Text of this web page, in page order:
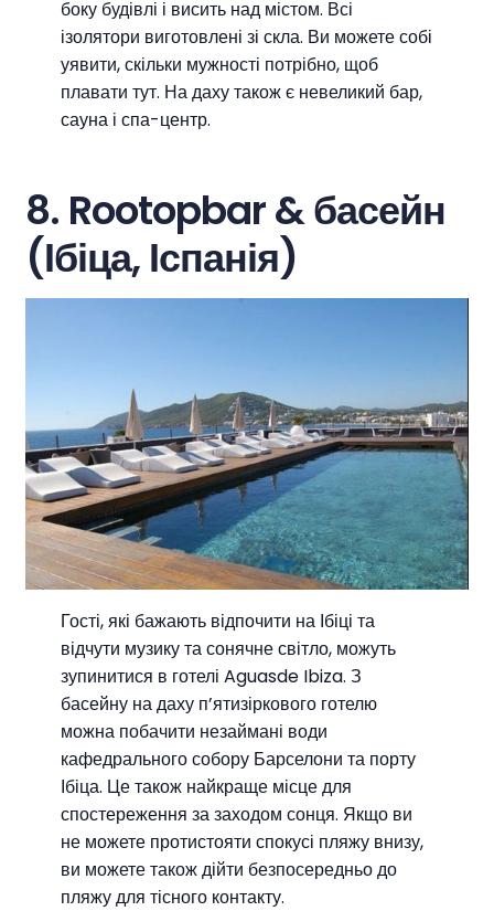
боку будівлі і висить над містом. Всі
ізолятори виготовлені зі скла. Ви можете собі
уявити, скільки мужності потрібно, щоб
плавати тут. На даху також є невеликий бар,
сауна і спа-центр.
8. Rootopbar & басейн
(Ібіца, Іспанія)
Гості, які бажають відпочити на Ібіці та
відчути музику та сонячне світло, можуть
зупинитися в готелі Aguasde Ibiza. З
басейну на даху п’ятизіркового готелю
можна побачити незаймані води
кафедрального собору Барселони та порту
Ібіца. Це також найкраще місце для
спостереження за заходом сонця. Якщо ви
не можете протистояти спокусі пляжу внизу,
ви можете також дійти безпосередньо до
пляжу для тісного контакту.